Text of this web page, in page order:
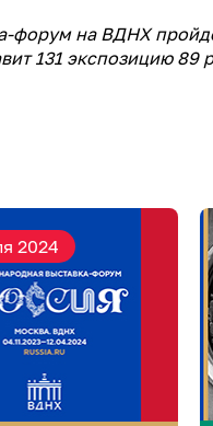
форум на ВДНХ
131 экспозицию 89
2024